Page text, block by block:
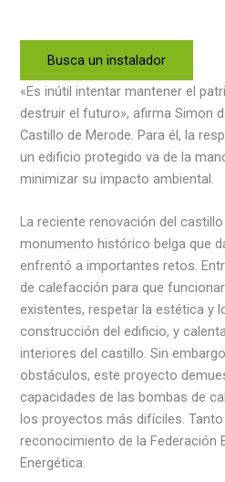
Busca un instalador
«Es inútil intentar mantener el
destruir el futuro», afirma Simon
Castillo de Merode. Para él, la
un edificio protegido va de la
minimizar su impacto ambiental.
La reciente renovación del
monumento histórico belga que
enfrentó a importantes retos.
de calefacción para que
existentes, respetar la estética y
construcción del edificio, y
interiores del castillo. Sin
obstáculos, este proyecto
capacidades de las bombas de
los proyectos más difíciles.
reconocimiento de la Federación
Energética.